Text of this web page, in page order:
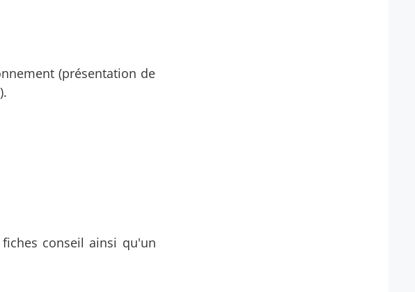
(présentation de
conseil ainsi qu'un